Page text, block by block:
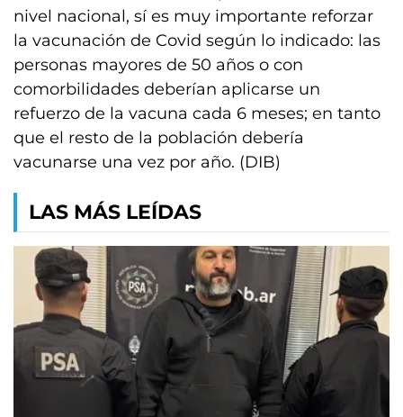
nivel nacional, sí es muy importante reforzar
la vacunación de Covid según lo indicado: las
personas mayores de 50 años o con
comorbilidades deberían aplicarse un
refuerzo de la vacuna cada 6 meses; en tanto
que el resto de la población debería
vacunarse una vez por año. (DIB)
LAS MÁS LEÍDAS